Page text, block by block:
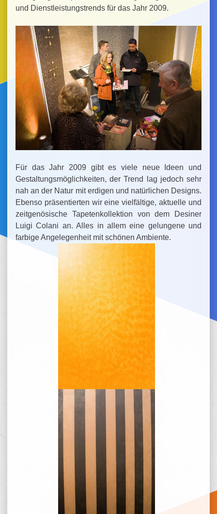
und Dienstleistungstrends für das Jahr 2009.
Für das Jahr 2009 gibt es viele neue Ideen und
Gestaltungsmöglichkeiten, der Trend lag jedoch sehr
nah an der Natur mit erdigen und natürlichen Designs.
Ebenso präsentierten wir eine vielfältige, aktuelle und
zeitgenösische Tapetenkollektion von dem Desiner
Luigi Colani an. Alles in allem eine gelungene und
farbige Angelegenheit mit schönen Ambiente.